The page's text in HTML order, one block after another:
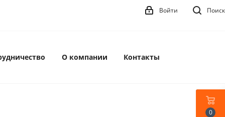
Поиск
Войти
О компании Контакты
0